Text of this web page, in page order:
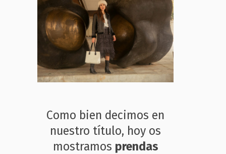
Como bien decimos en
nuestro título, hoy os
mostramos prendas